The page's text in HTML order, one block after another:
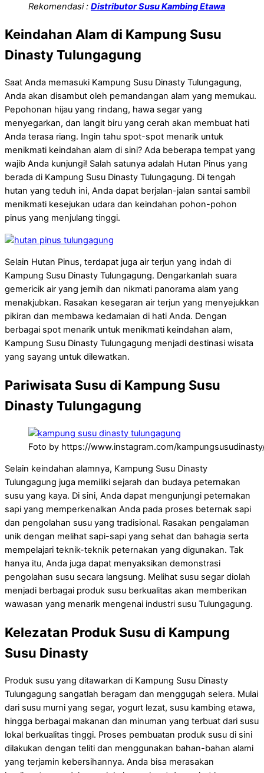
Rekomendasi : Distributor Susu Kambing Etawa
Keindahan Alam di Kampung Susu
Dinasty Tulungagung
Saat Anda memasuki Kampung Susu Dinasty Tulungagung,
Anda akan disambut oleh pemandangan alam yang memukau.
Pepohonan hijau yang rindang, hawa segar yang
menyegarkan, dan langit biru yang cerah akan membuat hati
Anda terasa riang. Ingin tahu spot-spot menarik untuk
menikmati keindahan alam di sini? Ada beberapa tempat yang
wajib Anda kunjungi! Salah satunya adalah Hutan Pinus yang
berada di Kampung Susu Dinasty Tulungagung. Di tengah
hutan yang teduh ini, Anda dapat berjalan-jalan santai sambil
menikmati kesejukan udara dan keindahan pohon-pohon
pinus yang menjulang tinggi.
Selain Hutan Pinus, terdapat juga air terjun yang indah di
Kampung Susu Dinasty Tulungagung. Dengarkanlah suara
gemericik air yang jernih dan nikmati panorama alam yang
menakjubkan. Rasakan kesegaran air terjun yang menyejukkan
pikiran dan membawa kedamaian di hati Anda. Dengan
berbagai spot menarik untuk menikmati keindahan alam,
Kampung Susu Dinasty Tulungagung menjadi destinasi wisata
yang sayang untuk dilewatkan.
Pariwisata Susu di Kampung Susu
Dinasty Tulungagung
Foto by https://www.instagram.com/
Selain keindahan alamnya, Kampung Susu Dinasty
Tulungagung juga memiliki sejarah dan budaya peternakan
susu yang kaya. Di sini, Anda dapat mengunjungi peternakan
sapi yang memperkenalkan Anda pada proses beternak sapi
dan pengolahan susu yang tradisional. Rasakan pengalaman
unik dengan melihat sapi-sapi yang sehat dan bahagia serta
mempelajari teknik-teknik peternakan yang digunakan. Tak
hanya itu, Anda juga dapat menyaksikan demonstrasi
pengolahan susu secara langsung. Melihat susu segar diolah
menjadi berbagai produk susu berkualitas akan memberikan
wawasan yang menarik mengenai industri susu Tulungagung.
Kelezatan Produk Susu di Kampung
Susu Dinasty
Produk susu yang ditawarkan di Kampung Susu Dinasty
Tulungagung sangatlah beragam dan menggugah selera. Mulai
dari susu murni yang segar, yogurt lezat, susu kambing etawa,
hingga berbagai makanan dan minuman yang terbuat dari susu
lokal berkualitas tinggi. Proses pembuatan produk susu di sini
dilakukan dengan teliti dan menggunakan bahan-bahan alami
yang terjamin kebersihannya. Anda bisa merasakan